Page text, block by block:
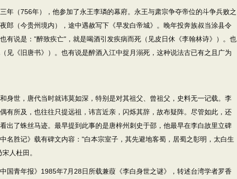
（756年），他参加了永王李璘的幕府。永王与肃宗争夺帝位的斗争兵败之
郎（今贵州境内），途中遇赦写下《早发白帝城》。晚年投奔族叔当涂县令
有说是："醉致疾亡"，就是喝酒引发疾病而死（见皮日休《李翰林诗》）。也
见《旧唐书》）。也有说是醉酒入江中捉月溺死，这种说法古已有之且广为
身世，唐代当时就讳莫如深，特别是对其祖父、曾祖父，史料无一记载。李
有所及，也往往只提远祖，讳言近亲，闪烁其辞，故布疑阵。尽管如此，还
出了蛛丝马迹。最早提到此事的是唐梓州刺史于邵，他最早在李白故里立碑
名胜记》载有碑文内容："白本宗室子，其先避地客蜀，居蜀之彰明，太白生
人杜田。
青年报》1985年7月28日所载兼葭《李白身世之谜》，转述台湾学者罗香